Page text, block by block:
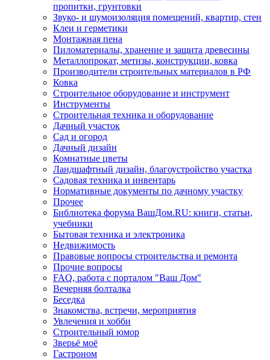
пропитки, грунтовки
Звуко- и шумоизоляция помещений, квартир, стен
Клеи и герметики
Монтажная пена
Пиломатериалы, хранение и защита древесины
Металлопрокат, метизы, конструкции, ковка
Производители строительных материалов в РФ
Ковка
Строительное оборудование и инструмент
Инструменты
Строительная техника и оборудование
Дачный участок
Сад и огород
Дачный дизайн
Комнатные цветы
Ландшафтный дизайн, благоустройство участка
Садовая техника и инвентарь
Нормативные документы по дачному участку
Прочее
Библиотека форума ВашДом.RU: книги, статьи,
учебники
Бытовая техника и электроника
Недвижимость
Правовые вопросы строительства и ремонта
Прочие вопросы
FAQ, работа с порталом "Ваш Дом"
Вечерняя болталка
Беседка
Знакомства, встречи, мероприятия
Увлечения и хобби
Строительный юмор
Зверьё моё
Гастроном